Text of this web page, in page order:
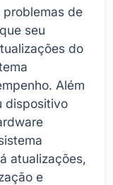
de
seu
do
Além
dispositivo
atualizações,
e